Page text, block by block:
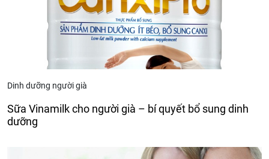
Dinh dưỡng người già
Sữa Vinamilk cho người già – bí quyết bổ sung dinh
dưỡng